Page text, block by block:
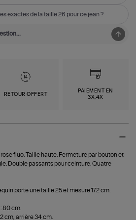
exactes de la taille 26 pour ce jean ?
RETOUR OFFERT
PAIEMENT EN
3X,4X
fluo. Taille haute. Fermeture par bouton et
Double passants pour ceinture. Quatre
porte une taille 25 et mesure 172 cm.
80 cm.
cm, arrière 34 cm.